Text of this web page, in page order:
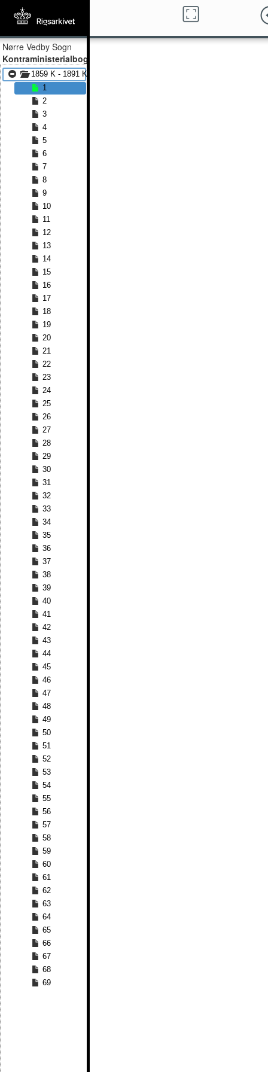
Nørre Vedby Sogn
Kontraministerialbog
1859 K - 1891 K
1
2
3
4
5
6
7
8
9
10
11
12
13
14
15
16
17
18
19
20
21
22
23
24
25
26
27
28
29
30
31
32
33
34
35
36
37
38
39
40
41
42
43
44
45
46
47
48
49
50
51
52
53
54
55
56
57
58
59
60
61
62
63
64
65
66
67
68
69